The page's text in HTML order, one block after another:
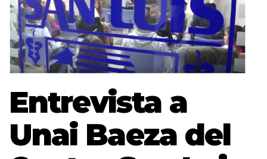
Entrevista a
Unai Baeza del